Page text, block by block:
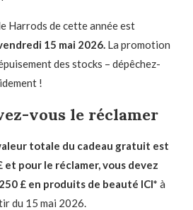
Harrods de cette année est
15 mai 2026. La promotion
des stocks – dépêchez-
!
vous le réclamer
totale du cadeau gratuit est
et pour le réclamer, vous devez
£ en produits de beauté ICI* à
du 15 mai 2026.